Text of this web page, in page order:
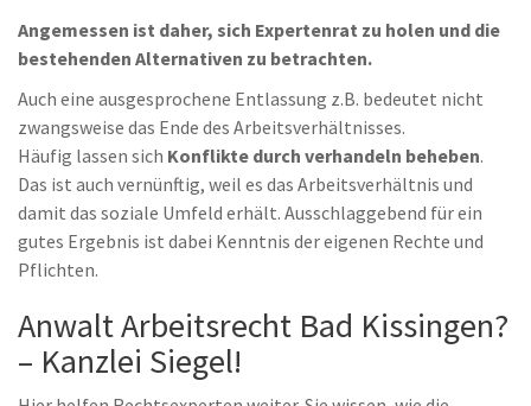
Angemessen ist daher, sich Expertenrat zu holen und die
bestehenden Alternativen zu betrachten.
Auch eine ausgesprochene Entlassung z.B. bedeutet nicht
zwangsweise das Ende des Arbeitsverhältnisses.
Häufig lassen sich Konflikte durch verhandeln beheben.
Das ist auch vernünftig, weil es das Arbeitsverhältnis und
damit das soziale Umfeld erhält. Ausschlaggebend für ein
gutes Ergebnis ist dabei Kenntnis der eigenen Rechte und
Pflichten.
Anwalt Arbeitsrecht Bad Kissingen?
– Kanzlei Siegel!